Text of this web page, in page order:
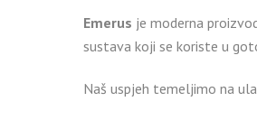
Emerus je moderna
sustava koji se koriste u
Naš uspjeh temeljimo na